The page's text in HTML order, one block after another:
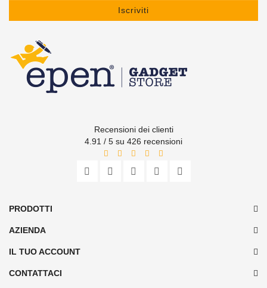
Iscriviti
Recensioni dei clienti
4.91 / 5 su 426 recensioni
PRODOTTI
AZIENDA
IL TUO ACCOUNT
CONTATTACI